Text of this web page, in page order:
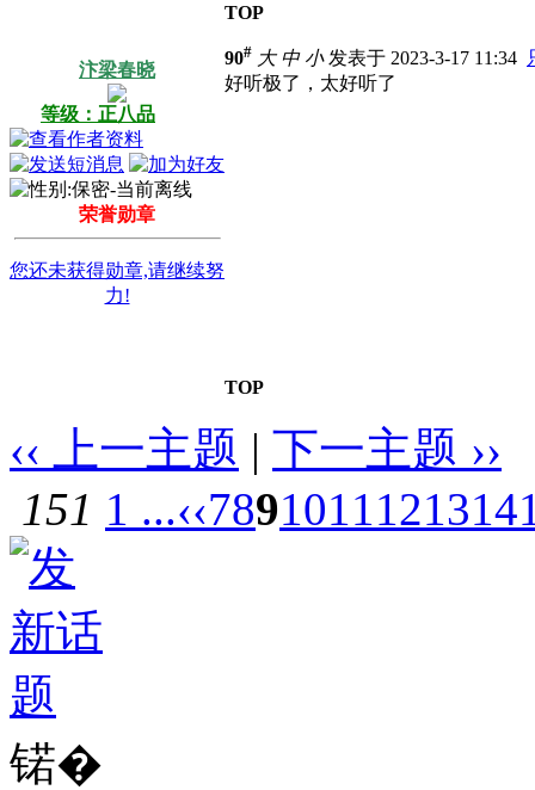
TOP
汴梁春晓
等级：正八品
荣誉勋章
您还未获得勋章,请继续努
力!
90# 大 中 小发表于 2023-3-17 11:34
好听极了，太好听了
TOP
‹‹ 上一主题 | 下一主题 ››
151 1 ...‹‹7891011121314
锘�